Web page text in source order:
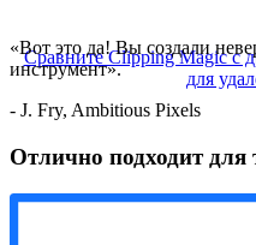
Сравните Clipping Magic с
для
«Вот это да! Вы создали
инструмент».
- J. Fry, Ambitious Pixels
Отлично подходит для